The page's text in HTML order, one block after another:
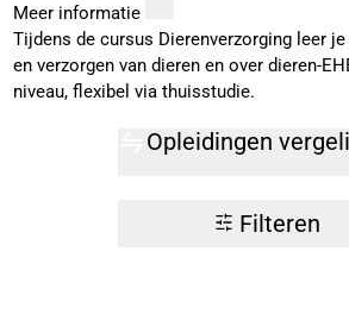
Meer informatie
Tijdens de cursus Dierenverzorging leer
en verzorgen van dieren en over dieren-
niveau, flexibel via thuisstudie.
Opleidingen
Filteren